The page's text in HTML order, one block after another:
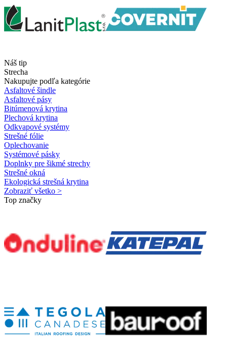
Náš tip
Strecha
Nakupujte podľa kategórie
Asfaltové šindle
Asfaltové pásy
Bitúmenová krytina
Plechová krytina
Odkvapové systémy
Strešné fólie
Oplechovanie
Systémové pásky
Doplnky pre šikmé strechy
Strešné okná
Ekologická strešná krytina
Zobraziť všetko >
Top značky